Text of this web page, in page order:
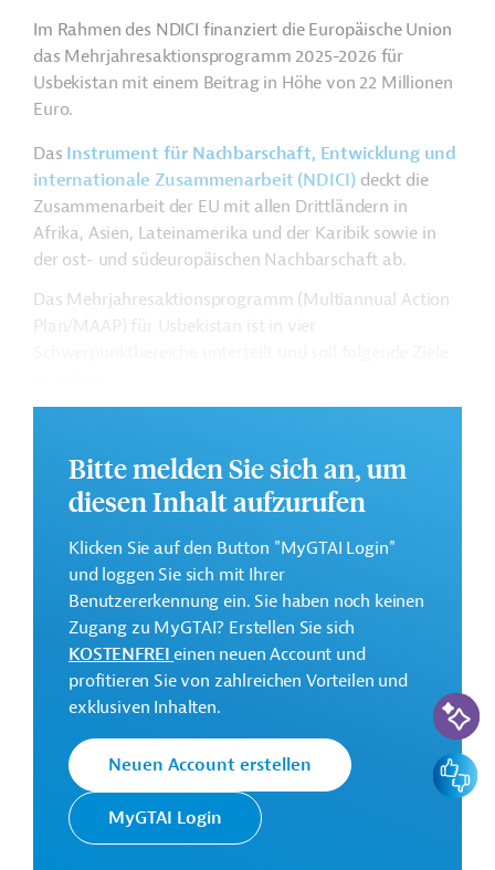
Im Rahmen des NDICI finanziert die Europäische Union
das Mehrjahresaktionsprogramm 2025-2026 für
Usbekistan mit einem Beitrag in Höhe von 22 Millionen
Euro.
Das Instrument für Nachbarschaft, Entwicklung und
internationale Zusammenarbeit (NDICI) deckt die
Zusammenarbeit der EU mit allen Drittländern in
Afrika, Asien, Lateinamerika und der Karibik sowie in
der ost- und südeuropäischen Nachbarschaft ab.
Das Mehrjahresaktionsprogramm (Multiannual Action
Plan/MAAP) für Usbekistan ist in vier
Annex 3: Zugang zu Global Trad;
Annex 4: Unterstützungsmaßnahme –
Weitere Informationen über das
Mehrjahresaktionsprogramm finden Sie in den
Originaldokumenten, die zum Download bereitstehen.
Dieses Projekt gehört zu derEU-
Konnektivitätsinitiative Global Gateway
Bei Fragen wenden Sie sich bitte an das Brüsseler Büro
von Germany Trade & Invest unter projekte@gtai.de.
Gesamtkosten:
22 Millionen Euro
Bitte melden Sie sich an, um
diesen Inhalt aufzurufen
Klicken Sie auf den Button "MyGTAI Login"
und loggen Sie sich mit Ihrer
Benutzererkennung ein. Sie haben noch keinen
Zugang zu MyGTAI? Erstellen Sie sich
KOSTENFREIeinen neuen Account und
profitieren Sie von zahlreichen Vorteilen und
exklusiven Inhalten.
Neuen Account erstellen
MyGTAI Login
KI-